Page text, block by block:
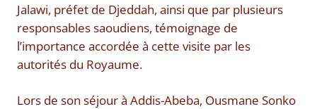
Jalawi, préfet de Djeddah, ainsi que par plusieurs
responsables saoudiens, témoignage de
l’importance accordée à cette visite par les
autorités du Royaume.
Lors de son séjour à Addis-Abeba, Ousmane Sonko